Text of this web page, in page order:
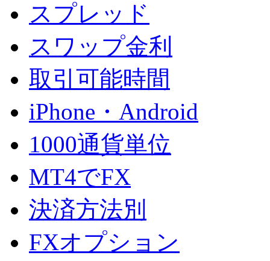
スプレッド
スワップ金利
取引可能時間
iPhone・Android
1000通貨単位
MT4でFX
決済方法別
FXオプション